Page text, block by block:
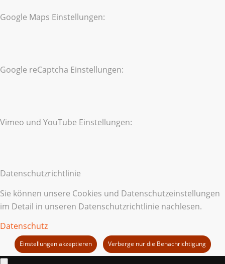
Google Maps Einstellungen:
Google reCaptcha Einstellungen:
Vimeo und YouTube Einstellungen:
Datenschutzrichtlinie
Sie können unsere Cookies und Datenschutzeinstellungen
im Detail in unseren Datenschutzrichtlinie nachlesen.
Datenschutz
Einstellungen akzeptieren Verberge nur die Benachrichtigung